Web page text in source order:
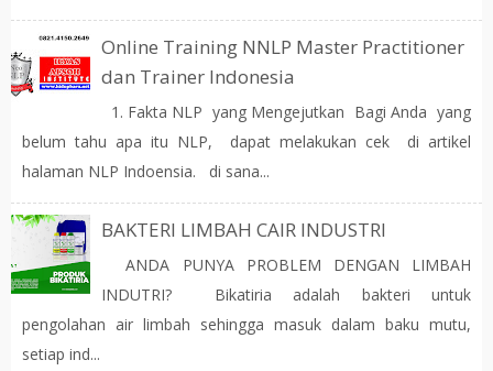
Online Training NNLP Master Practitioner
dan Trainer Indonesia
1. Fakta NLP yang Mengejutkan Bagi Anda yang
belum tahu apa itu NLP, dapat melakukan cek di artikel
halaman NLP Indoensia. di sana...
BAKTERI LIMBAH CAIR INDUSTRI
ANDA PUNYA PROBLEM DENGAN LIMBAH
INDUTRI? Bikatiria adalah bakteri untuk
pengolahan air limbah sehingga masuk dalam baku mutu,
setiap ind...